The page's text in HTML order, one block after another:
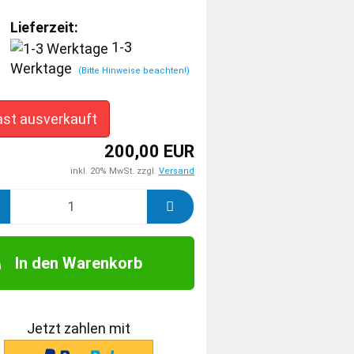
Lieferzeit:
1-3
Werktage
(Bitte Hinweise beachten!)
ausverkauft
200,00 EUR
inkl. 20% MwSt. zzgl. Versand
In den Warenkorb
Jetzt zahlen mit